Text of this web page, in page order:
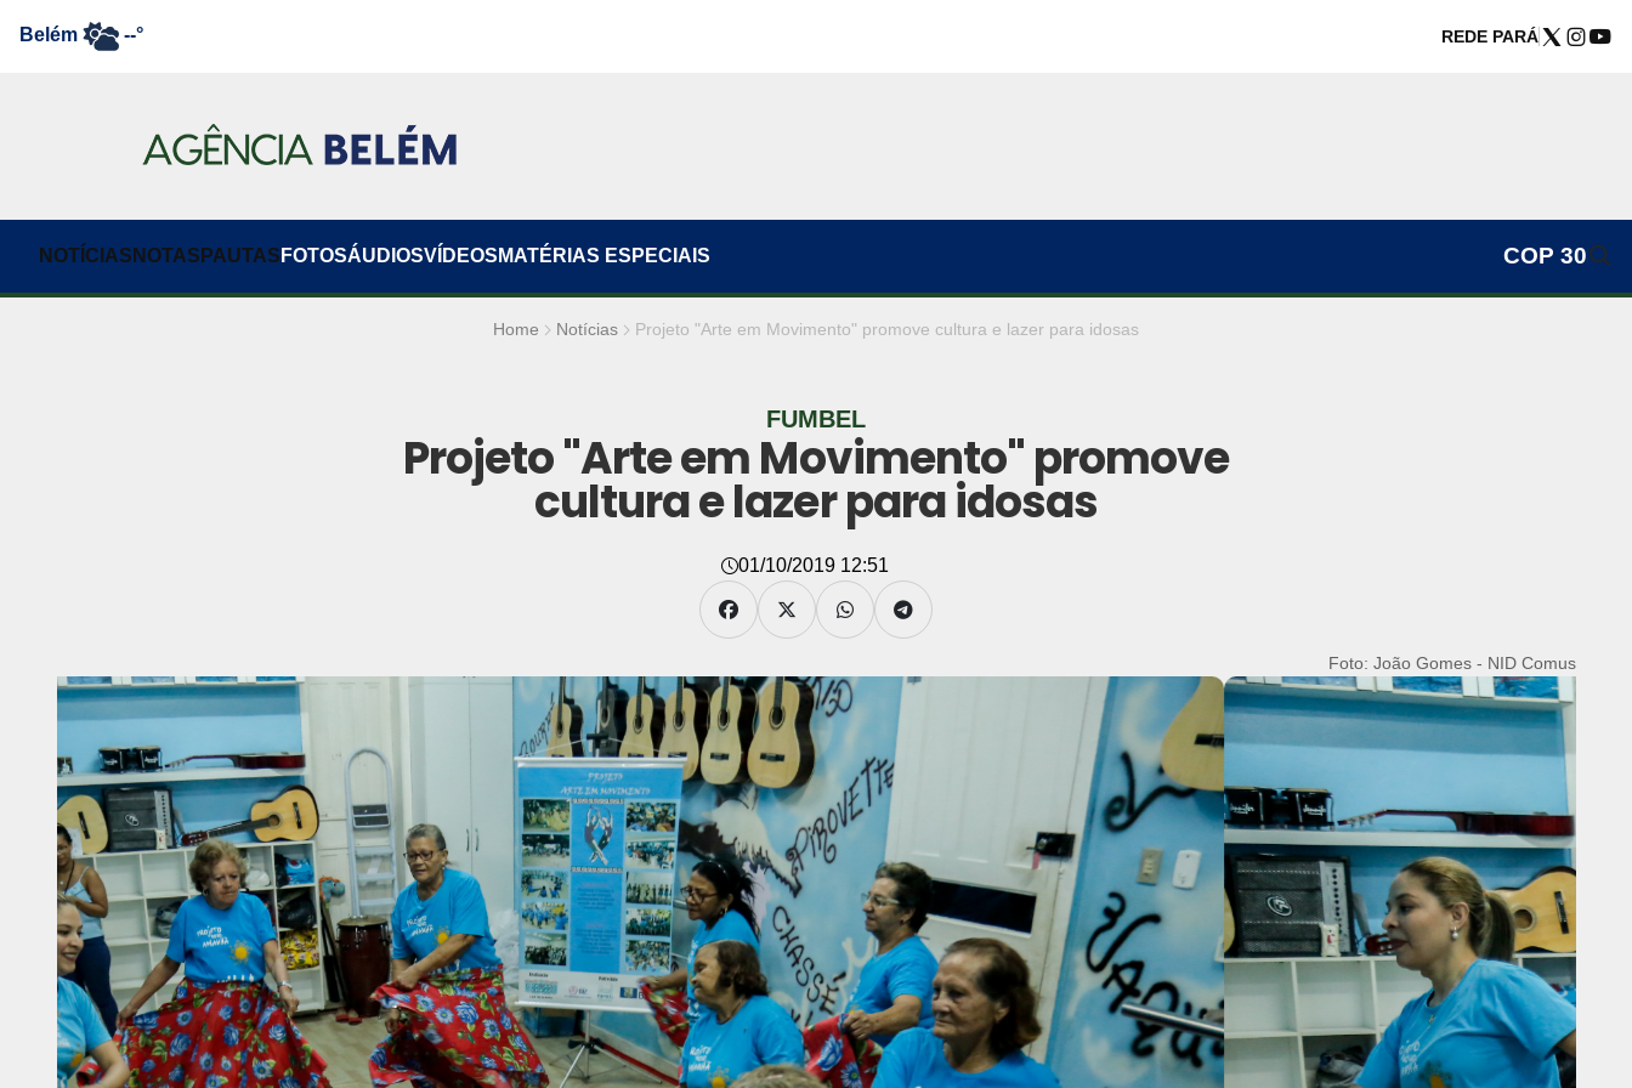
Belém --° REDE PARÁ
NOTÍCIAS NOTAS PAUTAS FOTOSÁUDIOSVÍDEOS MATÉRIAS ESPECIAIS COP 30
Home Notícias Projeto "Arte em Movimento" promove cultura e lazer para idosas
FUMBEL
Projeto "Arte em Movimento" promove
cultura e lazer para idosas
01/10/2019 12:51
Foto: João Gomes - NID Comus